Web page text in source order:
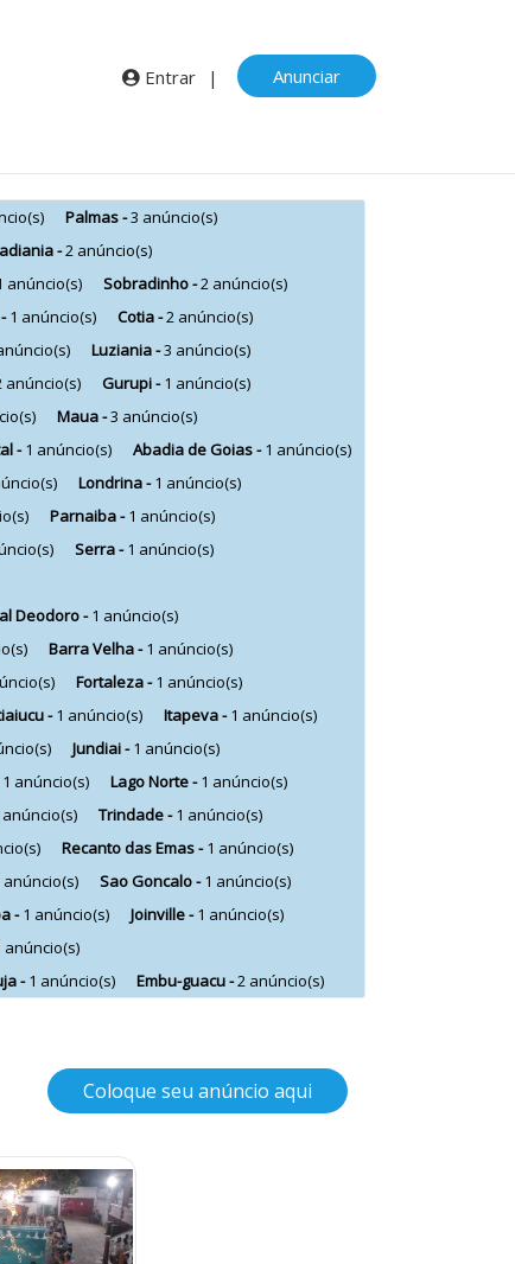
Entrar | Anunciar
Palmas -3 anúncio(s)
-2 anúncio(s)
anúncio(s) Sobradinho -2 anúncio(s)
1 anúncio(s) Cotia -2 anúncio(s)
Luziania -3 anúncio(s)
anúncio(s) Gurupi -1 anúncio(s)
Maua -3 anúncio(s)
-1 anúncio(s) Abadia de Goias -1 anúncio(s)
Londrina -1 anúncio(s)
Parnaiba -1 anúncio(s)
Serra -1 anúncio(s)
Deodoro -1 anúncio(s)
Barra Velha -1 anúncio(s)
Fortaleza -1 anúncio(s)
-1 anúncio(s) Itapeva -1 anúncio(s)
Jundiai -1 anúncio(s)
1 anúncio(s) Lago Norte -1 anúncio(s)
anúncio(s) Trindade -1 anúncio(s)
Recanto das Emas -1 anúncio(s)
anúncio(s) Sao Goncalo -1 anúncio(s)
-1 anúncio(s) Joinville -1 anúncio(s)
anúncio(s)
-1 anúncio(s) Embu-guacu -2 anúncio(s)
Coloque seu anúncio aqui